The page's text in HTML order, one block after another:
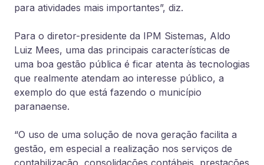
para atividades mais importantes”, diz.
Para o diretor-presidente da IPM Sistemas, Aldo
Luiz Mees, uma das principais características de
uma boa gestão pública é ficar atenta às tecnologias
que realmente atendam ao interesse público, a
exemplo do que está fazendo o município
paranaense.
“O uso de uma solução de nova geração facilita a
gestão, em especial a realização nos serviços de
contabilização, consolidações contábeis, prestações